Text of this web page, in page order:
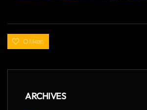
0 likes
ARCHIVES